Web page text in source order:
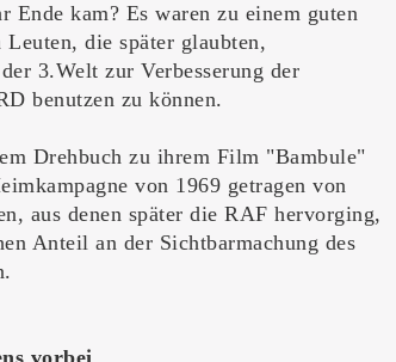
Ende kam? Es waren zu einem guten
die später glaubten,
3.Welt zur Verbesserung der
benutzen zu können.
Drehbuch zu ihrem Film "Bambule"
von 1969 getragen von
aus denen später die RAF hervorging,
Anteil an der Sichtbarmachung des
vorbei